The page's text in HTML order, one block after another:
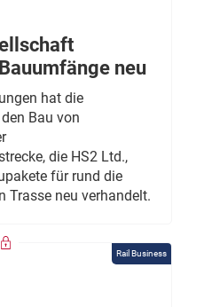
neu
hat die
Bau von
die HS2 Ltd.,
für rund die
Trasse neu verhandelt.
Rail Business